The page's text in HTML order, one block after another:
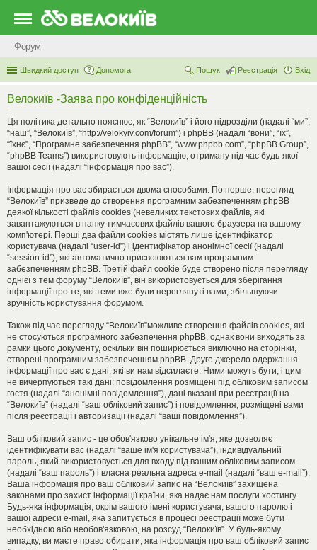
Форум
Швидкий доступ Допомога Вхід
Реєстрація
Пошук
Велокиїв -Заява про конфіденційність
Ця політика детально пояснює, як “Велокиїв” і його підрозділи (надалі “ми”,
“наш”, “Велокиїв”, “http://velokyiv.com/forum”) і phpBB (надалі “вони”, “їх”,
“їхнє”, “Програмне забезпечення phpBB”, “www.phpbb.com”, “phpBB Group”,
“phpBB Teams”) використовують інформацію, отриману під час будь-якої
вашої сесії (надалі “інформація про вас”).
Інформація про вас збирається двома способами. По перше, перегляд
“Велокиїв” призведе до створення програмним забезпеченням phpBB
деякої кількості файлів cookies (невеликих текстових файлів, які
завантажуються в папку тимчасових файлів вашого браузера на вашому
комп'ютері. Перші два файли cookies містять лише ідентифікатор
користувача (надалі “user-id”) і ідентифікатор анонімної сесії (надалі
“session-id”), які автоматично присвоюються вам програмним
забезпеченням phpBB. Третій файл cookie буде створено після перегляду
однієї з тем форуму “Велокиїв”, він використовується для зберігання
інформації про те, які теми вже були переглянуті вами, збільшуючи
зручність користування форумом.
Також під час перегляду “Велокиїв”можливе створення файлів cookies, які
не стосуються програмного забезпечення phpBB, однак вони виходять за
рамки цього документу, оскільки він поширюється виключно на сторінки,
створені програмним забезпеченням phpBB. Друге джерело одержання
інформації про вас є дані, які ви нам відсилаєте. Ними можуть бути, і цим
не вичерпуються такі дані: повідомлення розміщені під обліковим записом
гостя (надалі “анонімні повідомлення”), дані вказані при реєстрації на
“Велокиїв” (надалі “ваш обліковий запис”) і повідомлення, розміщені вами
після реєстрації і авторизації (надалі “ваші повідомлення”).
Ваш обліковий запис - це обов'язково унікальне ім'я, яке дозволяє
ідентифікувати вас (надалі “ваше ім'я користувача”), індивідуальний
пароль, який використовується для входу під вашим обліковим записом
(надалі “ваш пароль”) і власна реальна адреса e-mail (надалі “ваш e-mail”).
Ваша інформація про ваш обліковий запис на “Велокиїв” захищена
законами про захист інформації країни, яка надає нам послуги хостингу.
Будь-яка інформація, окрім вашого імені користувача, вашого паролю і
вашої адреси e-mail, яка запитується в процесі реєстрації може бути
необхідною або необов'язковою, на розсуд “Велокиїв”. У будь-якому
випадку, ви маєте право обирати, яка інформація про ваш обліковий запис